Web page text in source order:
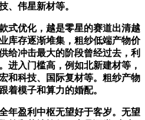
、伟星新材等。
优化，越是零星的赛道出清越
库存逐渐堆集，粗纱低端产物价
给冲击最大的阶段曾经过去，利
进入门槛高，例如北新建材等，
和科技、国际复材等。粗纱产物
着模子和算力的婚配。
盈利中枢无望好于客岁。无望